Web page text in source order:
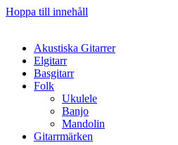
Hoppa till innehåll
Akustiska Gitarrer
Elgitarr
Basgitarr
Folk
Ukulele
Banjo
Mandolin
Gitarrmärken